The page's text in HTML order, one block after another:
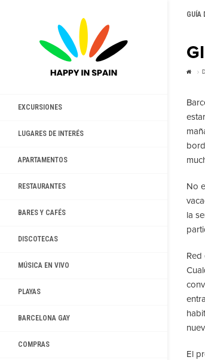
GUÍA
EXCURSIONES
LUGARES DE INTERÉS
APARTAMENTOS
RESTAURANTES
BARES Y CAFÉS
DISCOTECAS
MÚSICA EN VIVO
PLAYAS
BARCELONA GAY
COMPRAS
No
la
Red
El